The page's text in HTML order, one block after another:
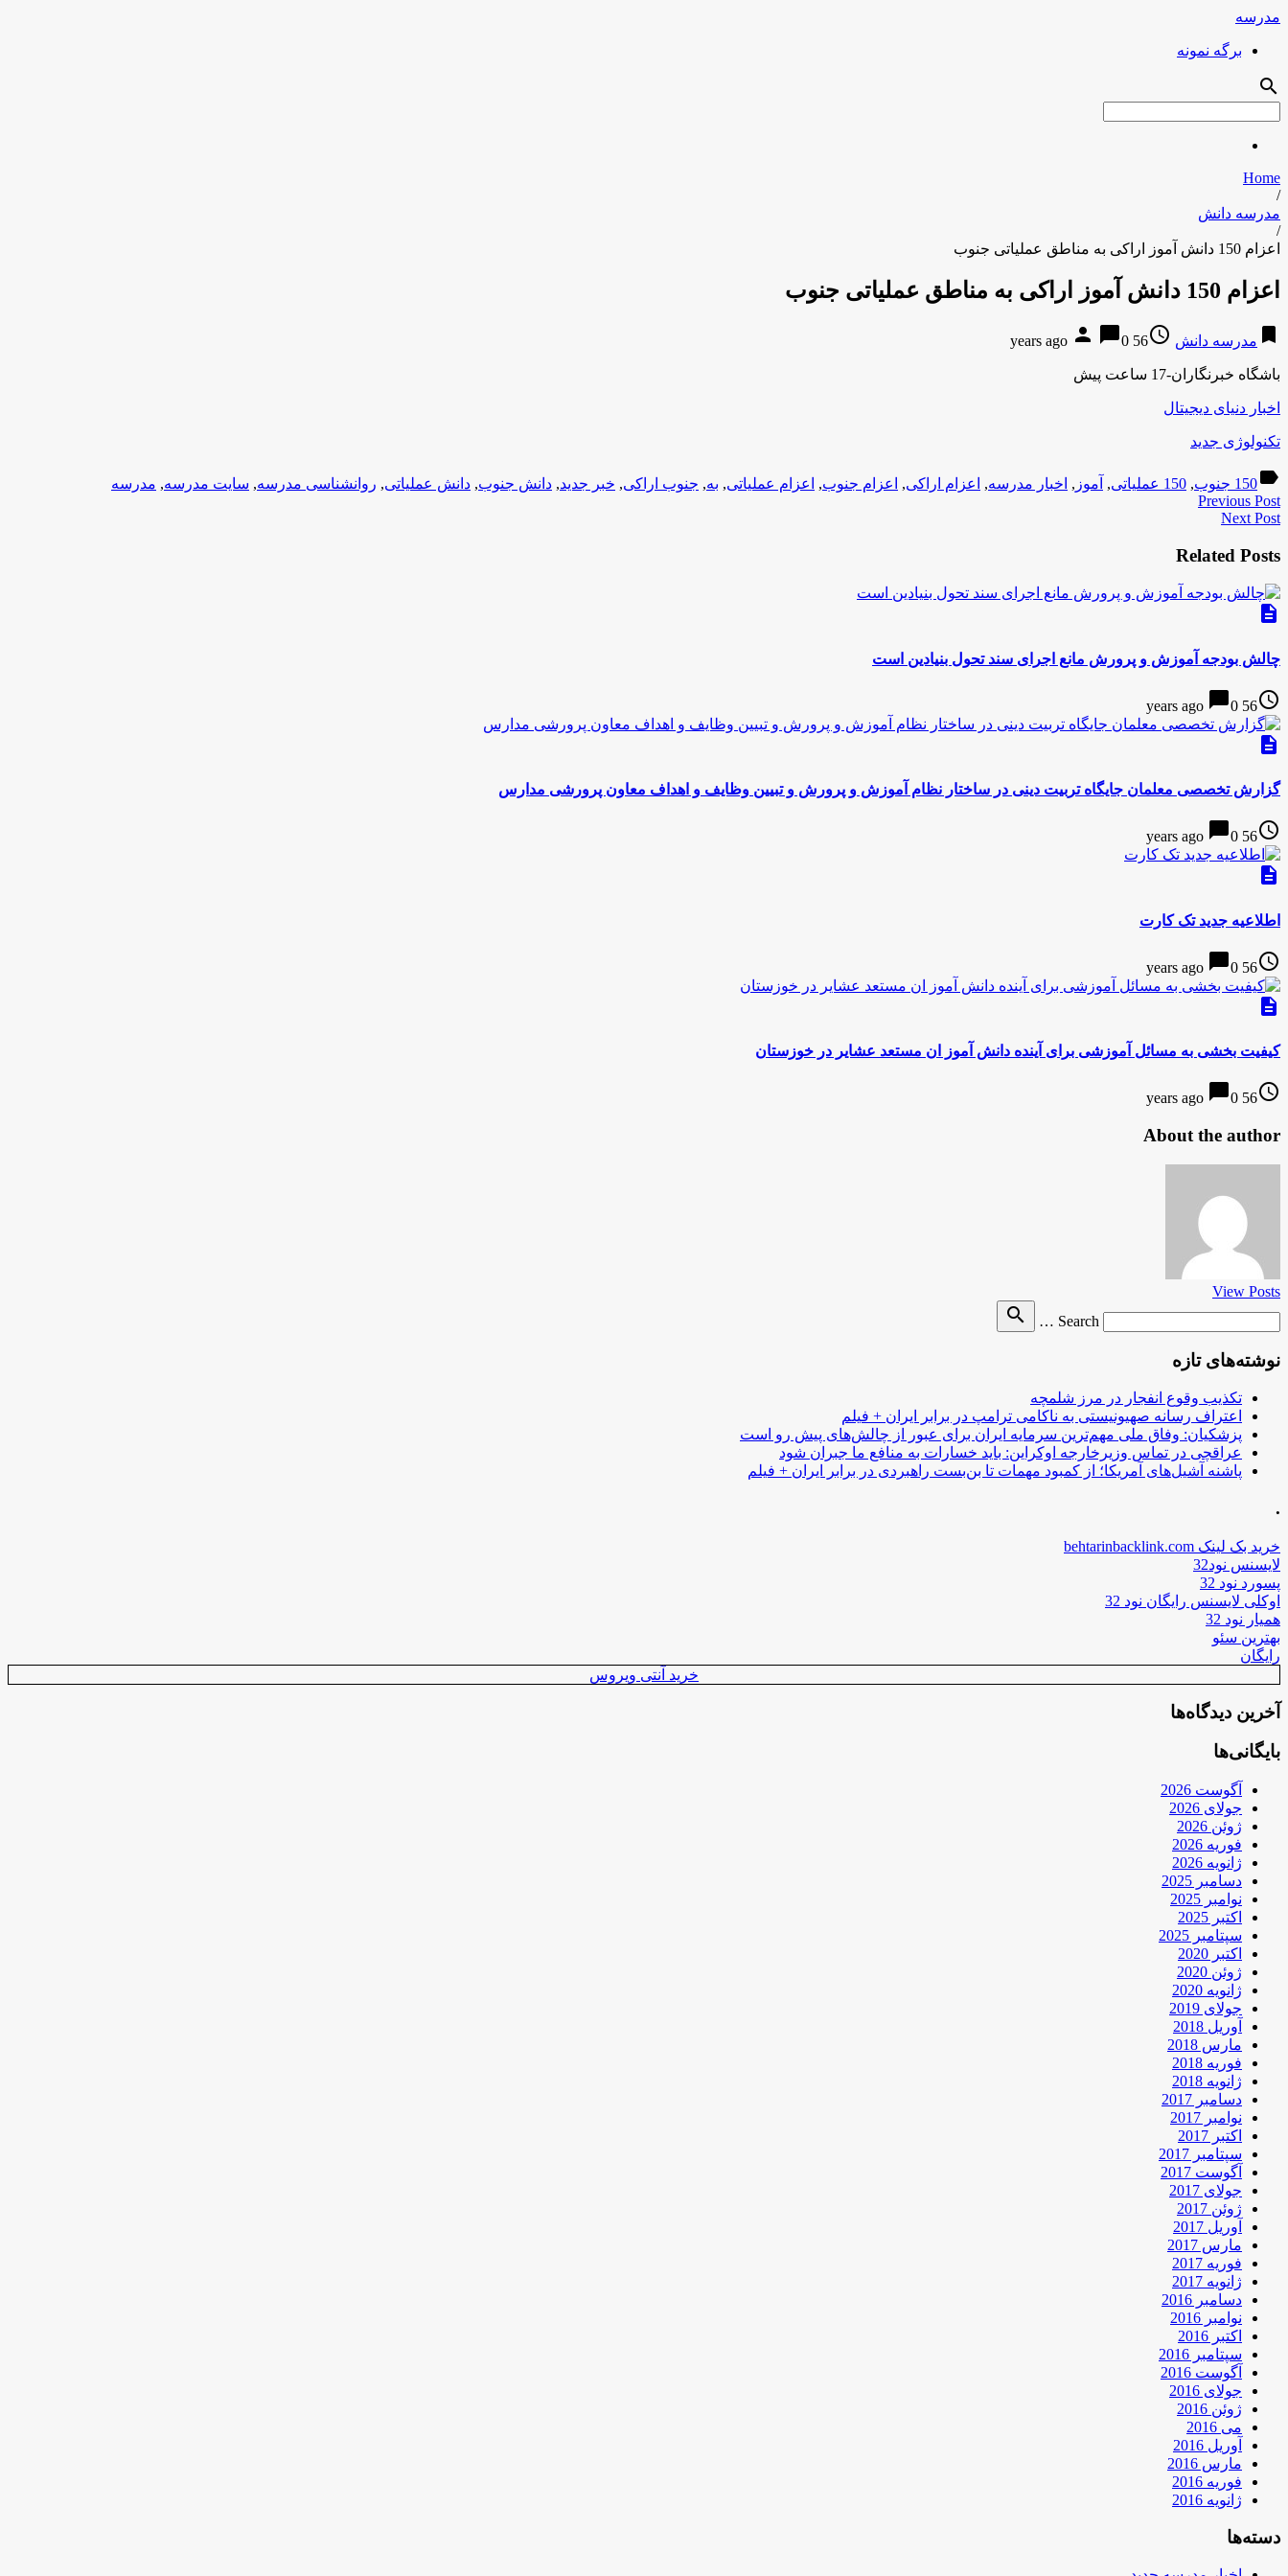
مدرسه
برگه نمونه
search
Home
/
مدرسه دانش
/
اعزام 150 دانش آموز اراکی به مناطق عملیاتی جنوب
اعزام 150 دانش آموز اراکی به مناطق عملیاتی جنوب
bookmark مدرسه دانش access_time
56 years ago
person chat_bubble0
باشگاه خبرنگاران-17 ساعت پیش
اخبار دنیای دیجیتال
تکنولوژی جدید
label150 جنوب , 150 عملیاتی , آموز , اخبار مدرسه, اعزام اراکی, اعزام جنوب, اعزام عملیاتی, به, جنوب اراکی, خبر جدید, دانش جنوب, دانش عملیاتی, روانشناسی مدرسه, سایت مدرسه, مدرسه
Previous Post
Next Post
Related Posts
description
چالش بودجه آموزش و پرورش مانع اجرای سند تحول بنیادین است
access_time
56 years ago
chat_bubble0
description
گزارش تخصصی معلمان جایگاه تربیت دینی در ساختار نظام آموزش و پرورش و تبیین وظایف و اهداف معاون پرورشی مدارس
access_time
56 years ago
chat_bubble0
description
اطلاعیه جدید تک کارت
access_time
56 years ago
chat_bubble0
description
کیفیت بخشی به مسائل آموزشی برای آینده دانش آموز ان مستعد عشایر در خوزستان
access_time
56 years ago
chat_bubble0
About the author
View Posts
Search …
search
نوشته‌های تازه
تکذیب وقوع انفجار در مرز شلمچه
اعتراف رسانه صهیونیستی به ناکامی ترامپ در برابر ایران + فیلم
پزشکیان: وفاق ملی مهم‌ترین سرمایه ایران برای عبور از چالش‌های پیش رو است
عراقچی در تماس وزیرخارجه اوکراین: باید خسارات به منافع ما جبران شود
پاشنه آشیل‌های آمریکا؛ از کمبود مهمات تا بن‌بست راهبردی در برابر ایران + فیلم
.
خرید بک لینک behtarinbacklink.com
لایسنس نود32
پسورد نود 32
اوکلی لایسنس رایگان نود 32
همیار نود 32
بهترین سئو
رایگان
خرید آنتی ویروس
آخرین دیدگاه‌ها
بایگانی‌ها
آگوست 2026
جولای 2026
ژوئن 2026
فوریه 2026
ژانویه 2026
دسامبر 2025
نوامبر 2025
اکتبر 2025
سپتامبر 2025
اکتبر 2020
ژوئن 2020
ژانویه 2020
جولای 2019
آوریل 2018
مارس 2018
فوریه 2018
ژانویه 2018
دسامبر 2017
نوامبر 2017
اکتبر 2017
سپتامبر 2017
آگوست 2017
جولای 2017
ژوئن 2017
آوریل 2017
مارس 2017
فوریه 2017
ژانویه 2017
دسامبر 2016
نوامبر 2016
اکتبر 2016
سپتامبر 2016
آگوست 2016
جولای 2016
ژوئن 2016
می 2016
آوریل 2016
مارس 2016
فوریه 2016
ژانویه 2016
دسته‌ها